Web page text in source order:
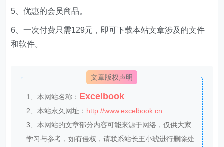
5、优惠的会员商品。
6、一次付费只需129元，即可下载本站文章涉及的文件
和软件。
文章版权声明
1、本网站名称： Excelbook
2、本站永久网址： http://www.excelbook.cn
3、本网站的文章部分内容可能来源于网络，仅供大家
学习与参考，如有侵权，请联系站长王小琥进行删除处